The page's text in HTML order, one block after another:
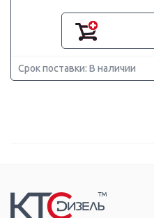
Срок поставки: В наличии